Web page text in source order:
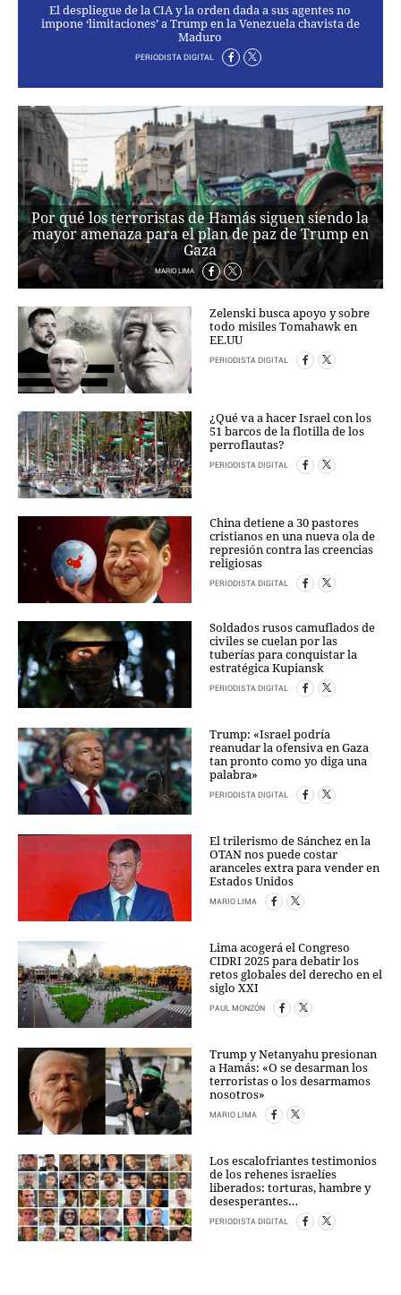
AMÉRICA
El despliegue de la CIA y la orden dada a sus agentes no
impone ‘limitaciones’ a Trump en la Venezuela chavista de
Maduro
PERIODISTA DIGITAL
Por qué los terroristas de Hamás siguen siendo la
mayor amenaza para el plan de paz de Trump en
Gaza
MARIO LIMA
Zelenski busca apoyo y sobre
todo misiles Tomahawk en
EE.UU
PERIODISTA DIGITAL
¿Qué va a hacer Israel con los
51 barcos de la flotilla de los
perroflautas?
PERIODISTA DIGITAL
China detiene a 30 pastores
cristianos en una nueva ola de
represión contra las creencias
religiosas
PERIODISTA DIGITAL
Soldados rusos camuflados de
civiles se cuelan por las
tuberías para conquistar la
estratégica Kupiansk
PERIODISTA DIGITAL
Trump: «Israel podría
reanudar la ofensiva en Gaza
tan pronto como yo diga una
palabra»
PERIODISTA DIGITAL
El trilerismo de Sánchez en la
OTAN nos puede costar
aranceles extra para vender en
Estados Unidos
MARIO LIMA
Lima acogerá el Congreso
CIDRI 2025 para debatir los
retos globales del derecho en el
siglo XXI
PAUL MONZÓN
Trump y Netanyahu presionan
a Hamás: «O se desarman los
terroristas o los desarmamos
nosotros»
MARIO LIMA
Los escalofriantes testimonios
de los rehenes israelíes
liberados: torturas, hambre y
desesperantes…
PERIODISTA DIGITAL